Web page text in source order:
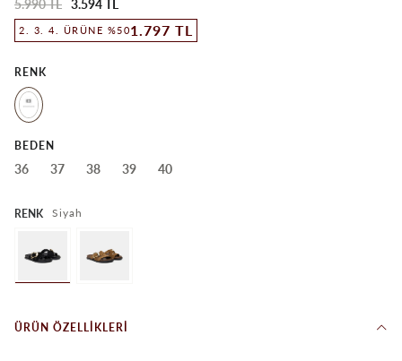
5.990 TL 3.594 TL
2. 3. 4. ÜRÜNE %501.797 TL
RENK
BEDEN
36 37 38 39 40
RENK Siyah
ÜRÜN ÖZELLIKLERI